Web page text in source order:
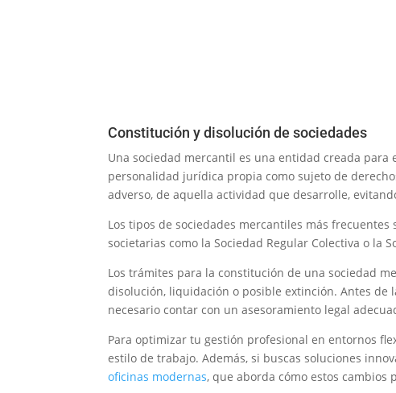
Constitución y disolución de sociedades
Una sociedad mercantil es una entidad creada
personalidad jurídica propia como sujeto de
adverso, de aquella actividad que desarrolle,
Los tipos de sociedades mercantiles más frecuentes
societarias como la Sociedad Regular Colectiva o la
Los trámites para la constitución de una sociedad
disolución, liquidación o posible extinción. Antes de
necesario contar con un asesoramiento legal
Para optimizar tu gestión profesional en entornos
estilo de trabajo. Además, si buscas soluciones
oficinas modernas, que aborda cómo estos